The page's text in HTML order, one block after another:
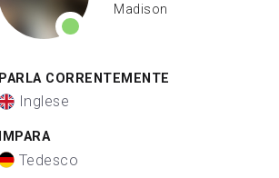
Madison
PARLA CORRENTEMENTE
Inglese
IMPARA
Tedesco